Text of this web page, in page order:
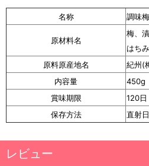
名称 調味
原材料名
梅、
はち
原料原産地名
紀州(
内容量
450g
賞味期限
120日
保存方法
直射
レビュー